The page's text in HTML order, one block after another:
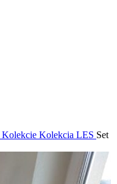
Kolekcie Kolekcia LES Set